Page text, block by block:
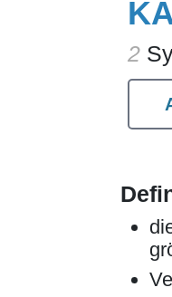
2